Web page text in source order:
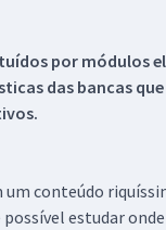
por módulos
das bancas
um conteúdo
estudar onde